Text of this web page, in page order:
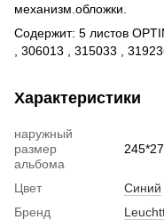
механизм.обложки.
Содержит: 5 листов
, 306013 , 315033 ,
Характеристики
наружный
размер
альбома
Цвет
Синий
Бренд